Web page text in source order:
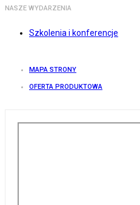
NASZE WYDARZENIA
Szkolenia i konferencje
MAPA STRONY
OFERTA PRODUKTOWA